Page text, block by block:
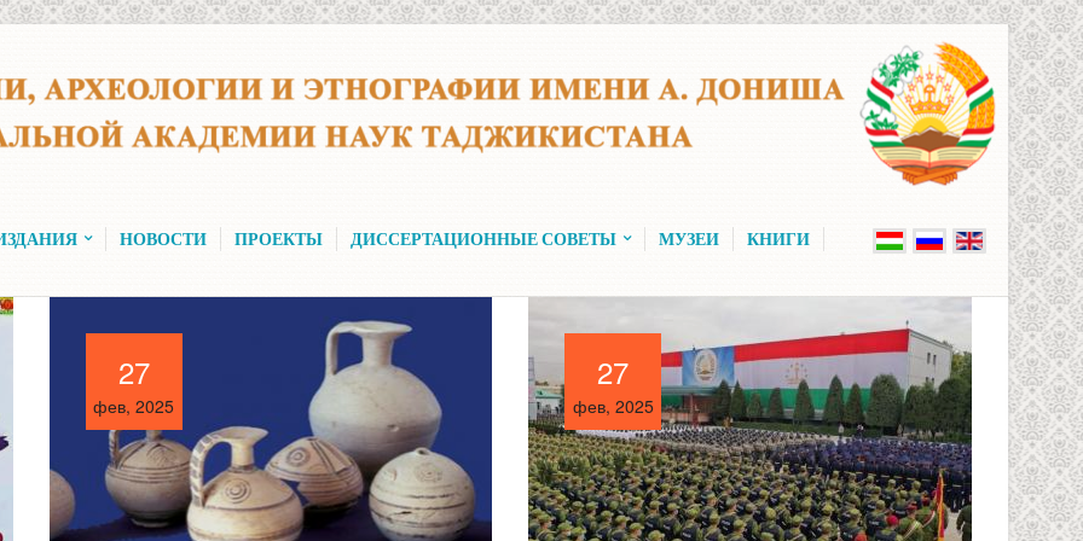
НОВОСТИ ПРОЕКТЫ ДИССЕРТАЦИОННЫЕ СОВЕТЫ МУЗЕИ КНИГИ
27
фев, 2025
27
фев, 2025
27
фев, 2025
27
фев, 2025